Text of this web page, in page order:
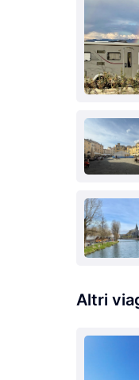
Altri